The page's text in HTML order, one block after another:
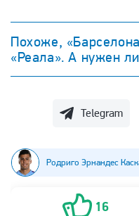
Похоже,
«Реала». А нужен
Telegram
Родриго Эрнандес
ФК Барселона ФК
16